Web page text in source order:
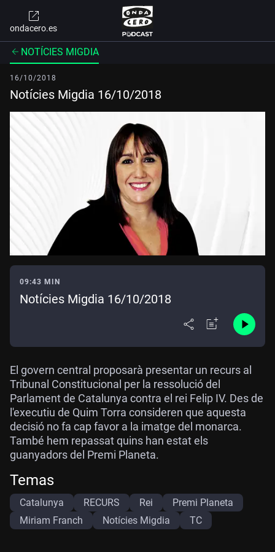
ondacero.es
NOTÍCIES MIGDIA
16/10/2018
Notícies Migdia 16/10/2018
09:43 MIN
Notícies Migdia 16/10/2018
El govern central proposarà presentar un recurs al
Tribunal Constitucional per la ressolució del
Parlament de Catalunya contra el rei Felip IV. Des de
l'executiu de Quim Torra consideren que aquesta
decisió no fa cap favor a la imatge del monarca.
També hem repassat quins han estat els
guanyadors del Premi Planeta.
Temas
Catalunya RECURS Rei
Premi Planeta
Miriam Franch
Notícies Migdia TC